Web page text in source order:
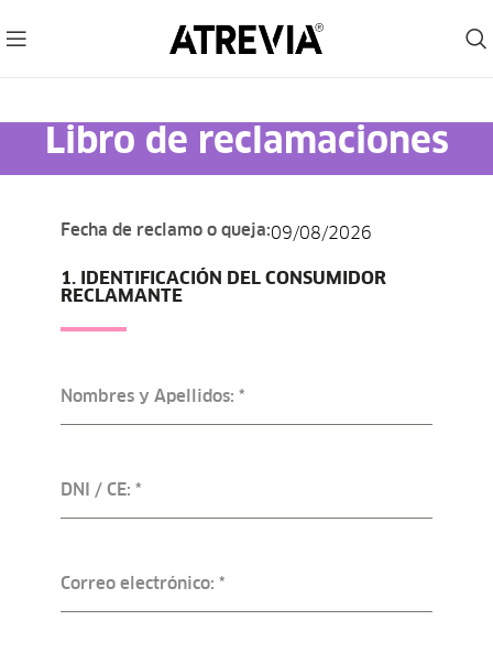
Libro de reclamaciones
Fecha de reclamo o queja:09/08/2026
1. IDENTIFICACIÓN DEL CONSUMIDOR
RECLAMANTE
Nombres y Apellidos: *
DNI / CE: *
Correo electrónico: *